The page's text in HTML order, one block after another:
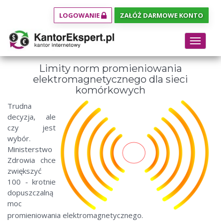
LOGOWANIE ZAŁÓŻ DARMOWE KONTO
Toggle
Limity norm promieniowania
elektromagnetycznego dla sieci
komórkowych
Trudna
decyzja, ale
czy jest
wybór.
Ministerstwo
Zdrowia chce
zwiększyć
100 - krotnie
dopuszczalną
moc
promieniowania elektromagnetycznego.